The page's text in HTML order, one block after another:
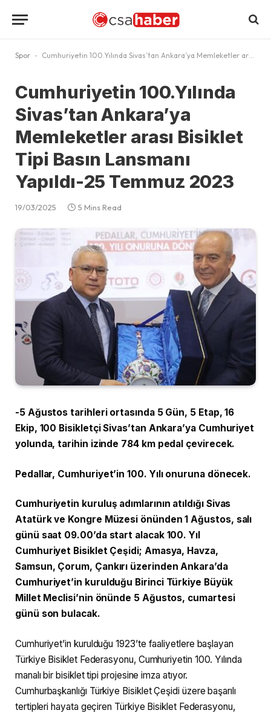
Spor - Cumhuriyetin 100.Yılında Sivas’tan Ankara’ya Memleketler arası Bisiklet Tipi Basın Lansmanı Yapıldı-25 Temmuz 2023
Cumhuriyetin 100.Yılında
Sivas’tan Ankara’ya
Memleketler arası Bisiklet
Tipi Basın Lansmanı
Yapıldı-25 Temmuz 2023
19/03/2025 5 Mins Read
-5 Ağustos tarihleri ortasında 5 Gün, 5 Etap, 16
Ekip, 100 Bisikletçi Sivas’tan Ankara’ya Cumhuriyet
yolunda, tarihin izinde 784 km pedal çevirecek.
Pedallar, Cumhuriyet’in 100. Yılı onuruna dönecek.
Cumhuriyetin kuruluş adımlarının atıldığı Sivas
Atatürk ve Kongre Müzesi önünden 1 Ağustos, salı
günü saat 09.00’da start alacak 100. Yıl
Cumhuriyet Bisiklet Çeşidi; Amasya, Havza,
Samsun, Çorum, Çankırı üzerinden Ankara’da
Cumhuriyet’in kurulduğu Birinci Türkiye Büyük
Millet Meclisi’nin önünde 5 Ağustos, cumartesi
günü son bulacak.
Cumhuriyet’in kurulduğu 1923’te faaliyetlere başlayan
Türkiye Bisiklet Federasyonu, Cumhuriyetin 100. Yılında
manalı bir bisiklet tipi projesine imza atıyor.
Cumhurbaşkanlığı Türkiye Bisiklet Çeşidi üzere başarılı
tertipleri hayata geçiren Türkiye Bisiklet Federasyonu,